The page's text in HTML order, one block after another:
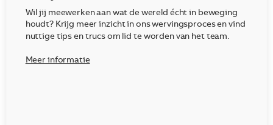
Wil jij meewerken aan wat de wereld écht in beweging
houdt? Krijg meer inzicht in ons wervingsproces en vind
nuttige tips en trucs om lid te worden van het team.
Meer informatie